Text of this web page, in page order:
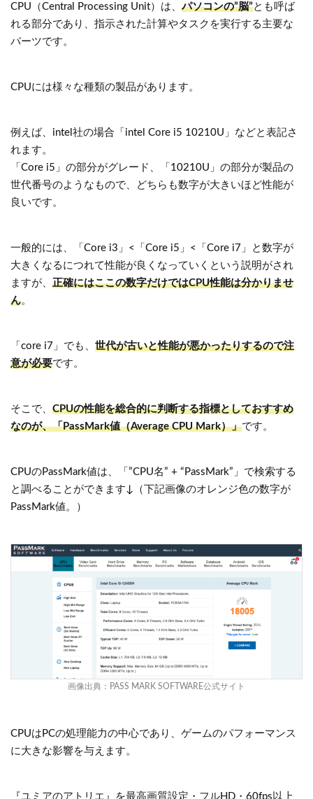
CPU（Central Processing Unit）は、 パソコンの”脳”とも呼ば
れる部分であり、指示された計算やタスクを実行する主要な
パーツです。
CPUには様々な種類の製品があります。
例えば、intel社の場合「intel Core i5 10210U」などと表記さ
れます。
「Core i5」の部分がグレード、「10210U」の部分が製品の
世代番号のようなもので、どちらも数字が大きいほど性能が
良いです。
一般的には、「Core i3」<「Core i5」<「Core i7」と数字が
大きくなるにつれて性能が良くなっていくという説明がされ
ますが、 正確にはここの数字だけではCPU性能は分かりませ
ん。
「core i7」でも、 世代が古いと性能が悪かったりするので注
意が必要です。
そこで、 CPUの性能を総合的に判断する指標としておすすめ
なのが、「PassMark値（Average CPU Mark）」です。
CPUのPassMark値は、「”CPU名” + “PassMark”」で検索する
と調べることができます↓（下記画像のオレンジ色の数字が
PassMark値。）
画像出典： PASS MARK SOFTWARE公式サイト
CPUはPCの処理能力の中心であり、ゲームのパフォーマンス
に大きな影響を与えます。
『ユミアのアトリエ』を最高画質設定・フルHD・60fps以上